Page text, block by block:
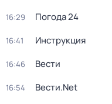
16:29 Погода 24
16:41 Инструкция
16:46 Вести
16:54 Вести.Net